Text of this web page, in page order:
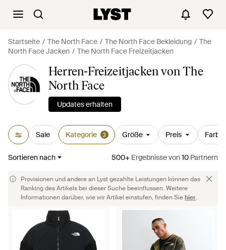
Startseite The North Face The North Face Bekleidung
The
North Face Jacken
The North Face Freizeitjacken
Herren-Freizeitjacken von The
North Face
Updates erhalten
Sale Kategorie 3 Größe Preis Farbe
Sortieren nach 500+ Ergebnissevon10 Partnern
Provisionen und andere an Lyst gezahlte Leistungen können das
Ranking des Artikels bei dieser Suche beeinflussen. Weitere
Informationen darüber, wie wir Artikel einstufen, finden Siehier.